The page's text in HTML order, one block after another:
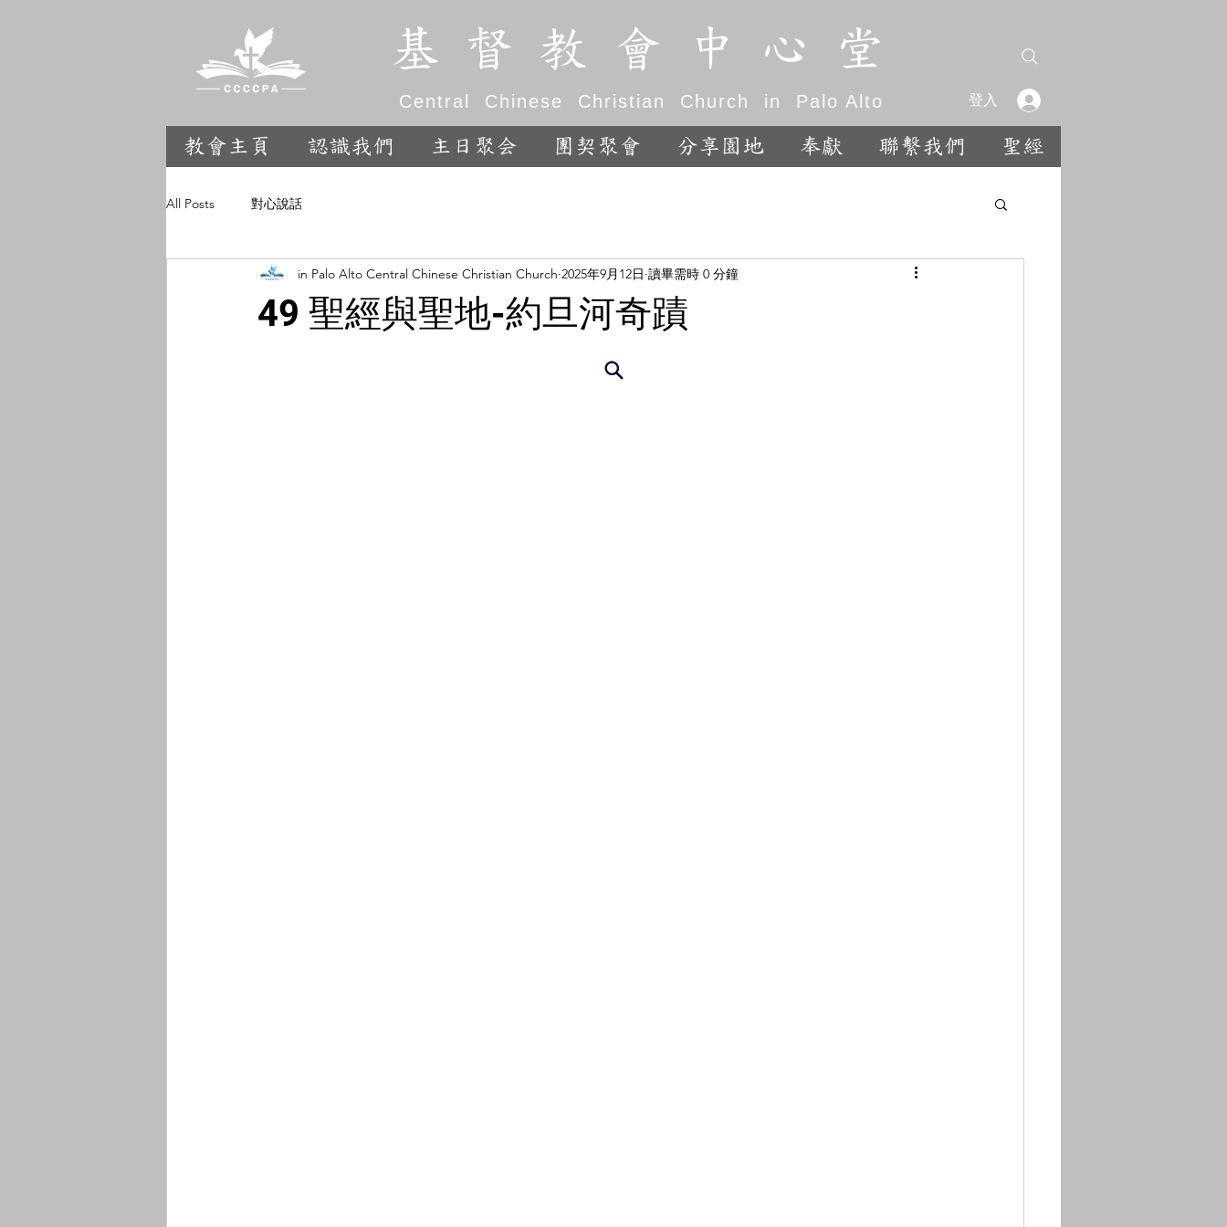
基 督 教 會 中 心 堂
Central Chinese Christian Church in Palo Alto 登入
教會主頁 認識我們 主日聚会 團契聚會 分享園地 奉獻 聯繫我們 聖經
All Posts 對心說話
49 聖經與聖地-約旦河奇蹟
in Palo Alto Central Chinese Christian Church 2025年9月12日 讀畢需時 0 分鐘